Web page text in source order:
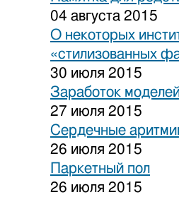
04 августа 2015
О некоторых
«стилизованных
30 июля 2015
Заработок
27 июля 2015
Сердечные
26 июля 2015
Паркетный пол
26 июля 2015